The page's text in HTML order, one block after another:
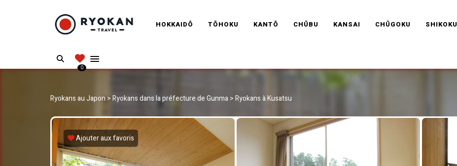
RYOKANTRAVEL FRANCE
HOKKAIDŌ TŌHOKU KANTŌ CHŪBU KANSAI CHŪGOKU SHIKOKU
Search
0
Ryokans au Japon>Ryokans dans la préfecture de Gunma>Ryokans à Kusatsu
Ajouter aux favoris